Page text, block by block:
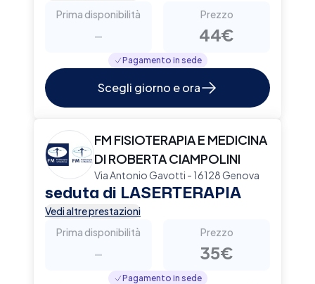
Prima disponibilità
-
Prezzo
44€
Pagamento in sede
Scegli giorno e ora
FM FISIOTERAPIA E MEDICINA
DI ROBERTA CIAMPOLINI
Via Antonio Gavotti - 16128 Genova
seduta di LASERTERAPIA
Vedi altre prestazioni
Prima disponibilità
-
Prezzo
35€
Pagamento in sede